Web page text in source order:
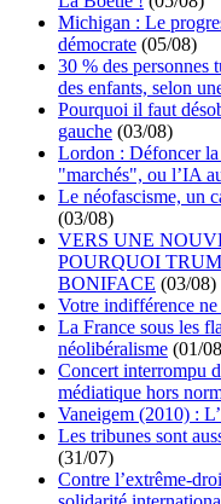
Michigan : Le
démocrate (05/08)
30 % des personnes
des enfants, selon
Pourquoi il faut
gauche (03/08)
Lordon : Défoncer la
"marchés", ou l’IA
Le néofascisme, un
(03/08)
VERS UNE
POURQUOI
BONIFACE (03/08)
Votre indifférence ne
La France sous les
néolibéralisme (01/
Concert interrompu
médiatique hors
Vaneigem (2010) :
Les tribunes sont
(31/07)
Contre l’extrême-